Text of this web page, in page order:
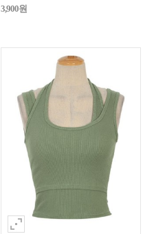
3,900원